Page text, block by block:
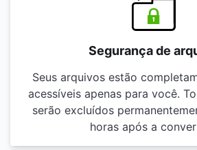
Segurança de
Seus arquivos estão
acessíveis apenas para você.
serão excluídos
horas após a